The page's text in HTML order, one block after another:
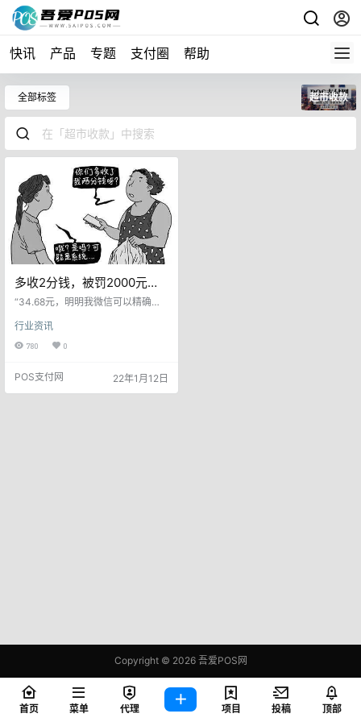
快讯 产品 专题 支付圈 帮助
全部标签 超市收款
多收2分钱，被罚2000元！
超市扫码收款“四舍五入”被
“34.68元，明明我微信可以精确扫
舍五入收34.7元….”“我们付款系统
就是这样的。” 事件回顾 李女士近期
4.68元。正当李女士准备微信扫码
的时候，系统直接跳出需付34.70
行业资讯
780 0
POS支付网 22年1月12日
Copyright © 2026吾爱POS网
鄂ICP备2021006283号-1
查询 81 次，耗时 0.3812 秒
首页 菜单 代理 项目 投稿 顶部